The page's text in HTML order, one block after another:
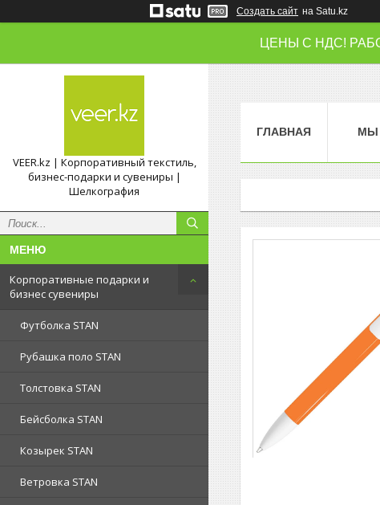
Создать сайт на Satu.kz
ЦЕНЫ С НДС!
VEER.kz | Корпоративный текстиль,
бизнес-подарки и сувениры |
Шелкография
Корпоративные подарки и
бизнес сувениры
Футболка STAN
Рубашка поло STAN
Толстовка STAN
Бейсболка STAN
Козырек STAN
Ветровка STAN
ГЛАВНАЯ МЫ